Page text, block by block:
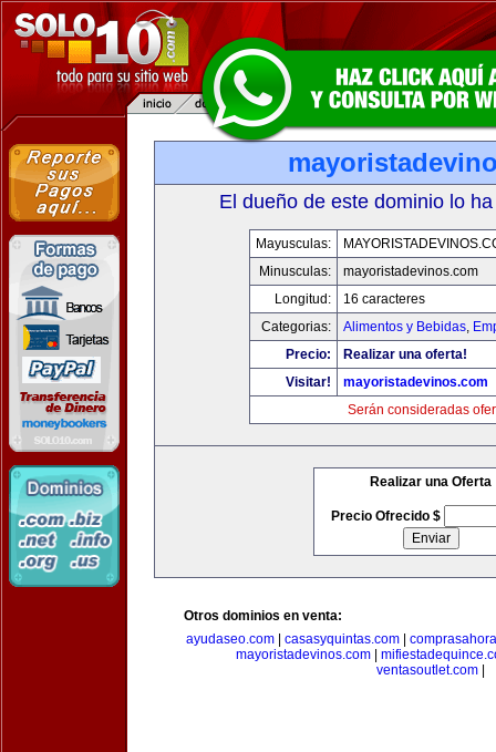
El dueño de este dominio lo
Mayusculas:
Minusculas:
mayoristadevinos.com
Longitud:
16 caracteres
Categorias:
Alimentos y Bebidas,
Precio:
Realizar una oferta!
Visitar!
mayoristadevinos.com
Serán consideradas
Realizar una Oferta
Precio Ofrecido $
Otros dominios en venta:
ayudaseo.com
casasyquintas.com
mayoristadevinos.com
ventasoutlet.com